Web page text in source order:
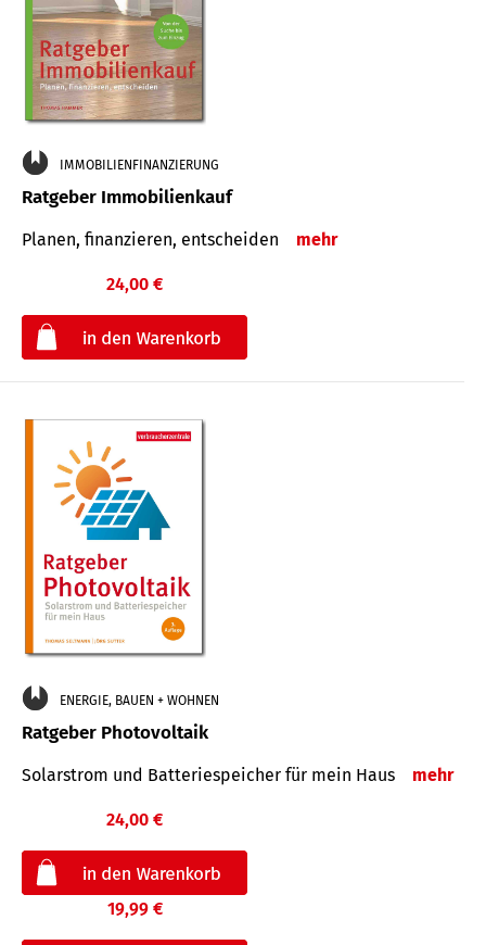
IMMOBILIENFINANZIERUNG
Ratgeber Immobilienkauf
Planen, finanzieren, entscheiden mehr
24,00 €
ENERGIE, BAUEN + WOHNEN
Ratgeber Photovoltaik
Solarstrom und Batteriespeicher für mein Haus mehr
24,00 €
19,99 €